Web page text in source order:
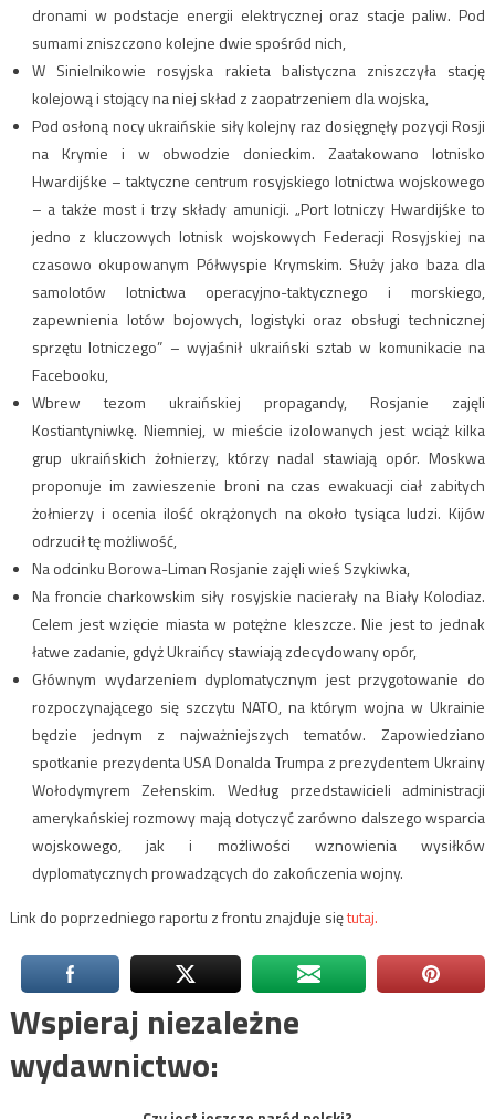
dronami w podstacje energii elektrycznej oraz stacje paliw. Pod
sumami zniszczono kolejne dwie spośród nich,
W Sinielnikowie rosyjska rakieta balistyczna zniszczyła stację
kolejową i stojący na niej skład z zaopatrzeniem dla wojska,
Pod osłoną nocy ukraińskie siły kolejny raz dosięgnęły pozycji Rosji
na Krymie i w obwodzie donieckim. Zaatakowano lotnisko
Hwardijśke – taktyczne centrum rosyjskiego lotnictwa wojskowego
– a także most i trzy składy amunicji. „Port lotniczy Hwardijśke to
jedno z kluczowych lotnisk wojskowych Federacji Rosyjskiej na
czasowo okupowanym Półwyspie Krymskim. Służy jako baza dla
samolotów lotnictwa operacyjno-taktycznego i morskiego,
zapewnienia lotów bojowych, logistyki oraz obsługi technicznej
sprzętu lotniczego” – wyjaśnił ukraiński sztab w komunikacie na
Facebooku,
Wbrew tezom ukraińskiej propagandy, Rosjanie zajęli
Kostiantyniwkę. Niemniej, w mieście izolowanych jest wciąż kilka
grup ukraińskich żołnierzy, którzy nadal stawiają opór. Moskwa
proponuje im zawieszenie broni na czas ewakuacji ciał zabitych
żołnierzy i ocenia ilość okrążonych na około tysiąca ludzi. Kijów
odrzucił tę możliwość,
Na odcinku Borowa-Liman Rosjanie zajęli wieś Szykiwka,
Na froncie charkowskim siły rosyjskie nacierały na Biały Kolodiaz.
Celem jest wzięcie miasta w potężne kleszcze. Nie jest to jednak
łatwe zadanie, gdyż Ukraińcy stawiają zdecydowany opór,
Głównym wydarzeniem dyplomatycznym jest przygotowanie do
rozpoczynającego się szczytu NATO, na którym wojna w Ukrainie
będzie jednym z najważniejszych tematów. Zapowiedziano
spotkanie prezydenta USA Donalda Trumpa z prezydentem Ukrainy
Wołodymyrem Zełenskim. Według przedstawicieli administracji
amerykańskiej rozmowy mają dotyczyć zarówno dalszego wsparcia
wojskowego, jak i możliwości wznowienia wysiłków
dyplomatycznych prowadzących do zakończenia wojny.
Link do poprzedniego raportu z frontu znajduje siętutaj.
Wspieraj niezależne
wydawnictwo: